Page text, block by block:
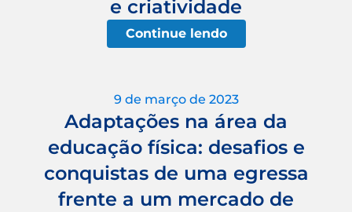
e criatividade
Continue lendo
9 de março de 2023
Adaptações na área da
educação física: desafios e
conquistas de uma egressa
frente a um mercado de